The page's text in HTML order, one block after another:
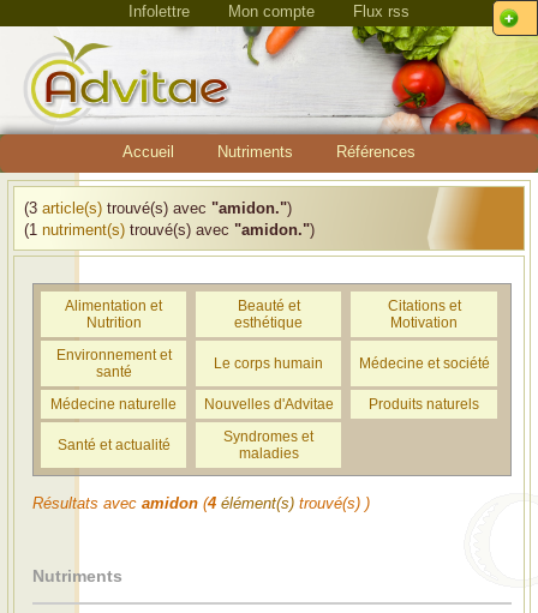
Infolettre Mon compte Flux rss
Accueil Nutriments Références
(3 article(s) trouvé(s) avec "amidon.")
(1 nutriment(s) trouvé(s) avec "amidon.")
Alimentation et
Nutrition
Beauté et
esthétique
Citations et
Motivation
Environnement et
santé
Le corps humain Médecine et société
Médecine naturelle Nouvelles d'Advitae Produits naturels
Santé et actualité
Syndromes et
maladies
Résultats avec amidon (4 élément(s) trouvé(s) )
Nutriments